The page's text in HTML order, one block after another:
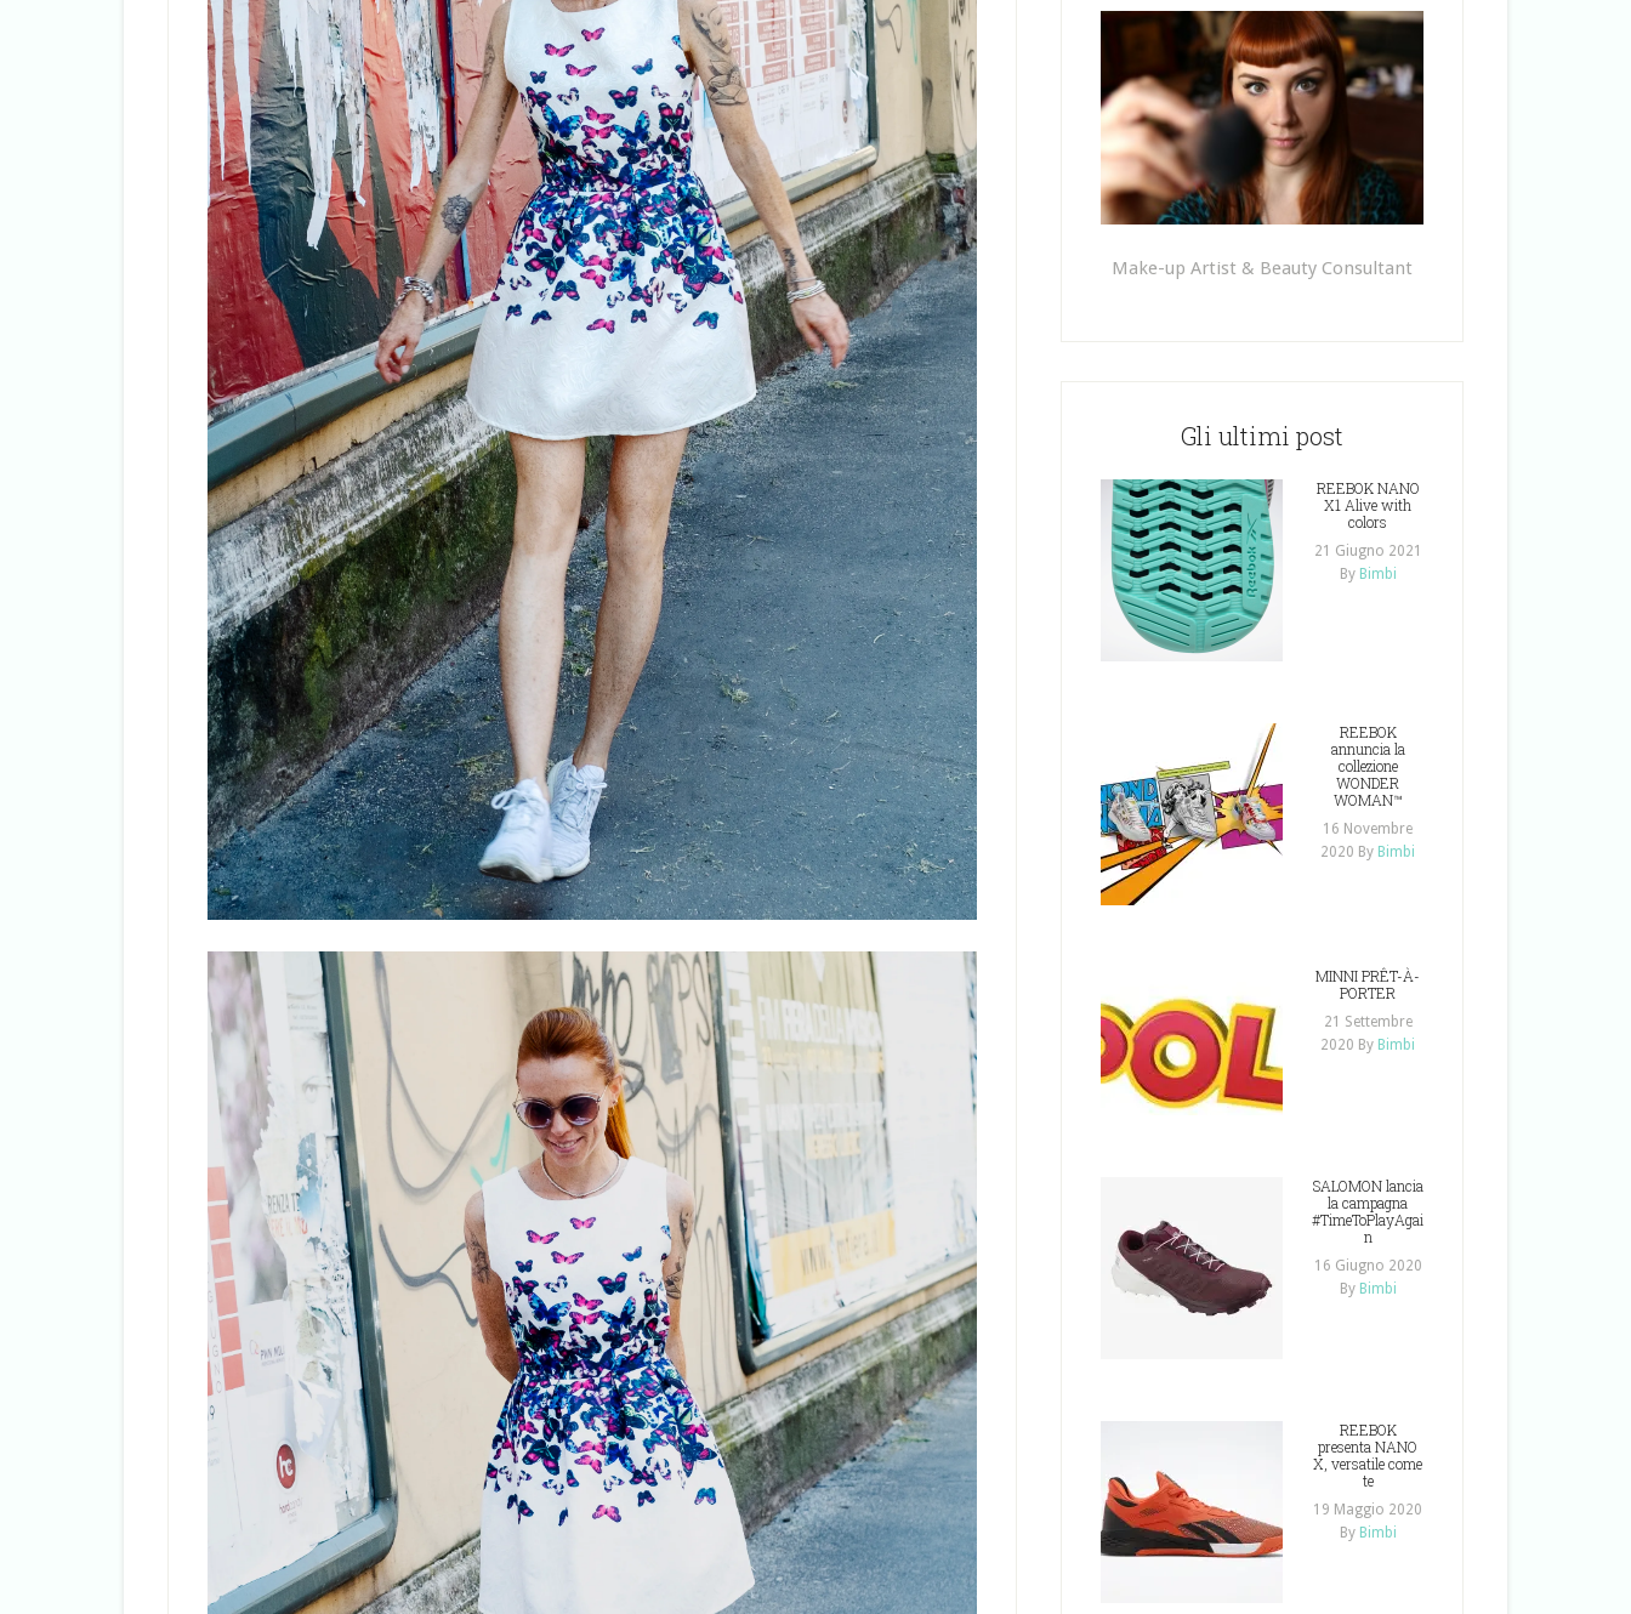
Make-up Artist & Beauty Consultant
Gli ultimi post
REEBOK NANO
X1 Alive with
colors
21 Giugno 2021
By Bimbi
REEBOK
annuncia la
collezione
WONDER
WOMAN™
16 Novembre
2020 By Bimbi
MINNI PRÊT-À-
PORTER
21 Settembre
2020 By Bimbi
SALOMON lancia
la campagna
#TimeToPlayAgai
n
16 Giugno 2020
By Bimbi
REEBOK
presenta NANO
X, versatile come
te
19 Maggio 2020
By Bimbi